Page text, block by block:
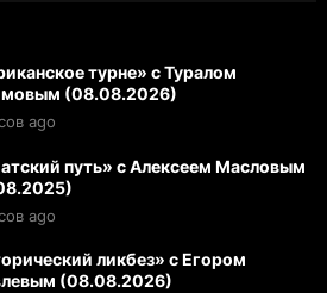
турне» с Туралом
(08.08.2026)
ago
путь» с Алексеем Масловым
ago
ликбез» с Егором
(08.08.2026)